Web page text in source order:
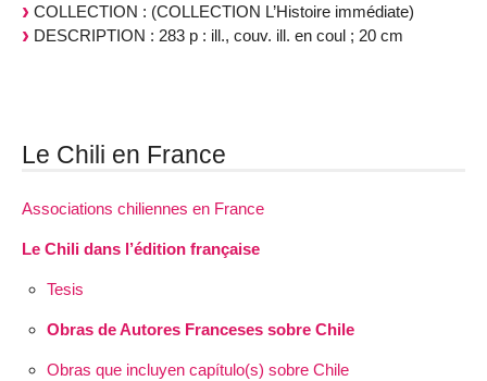
COLLECTION : (COLLECTION L’Histoire immédiate)
DESCRIPTION : 283 p : ill., couv. ill. en coul ; 20 cm
Le Chili en France
Associations chiliennes en France
Le Chili dans l’édition française
Tesis
Obras de Autores Franceses sobre Chile
Obras que incluyen capítulo(s) sobre Chile